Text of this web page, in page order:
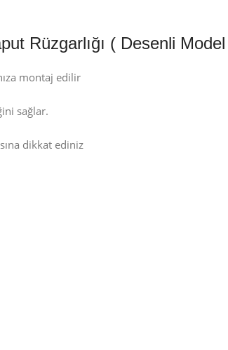
Rüzgarlığı ( Desenli
montaj edilir
sağlar.
dikkat ediniz